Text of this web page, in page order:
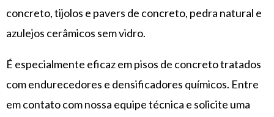
concreto, tijolos e pavers de concreto, pedra natural e
azulejos cerâmicos sem vidro.
É especialmente eficaz em pisos de concreto tratados
com endurecedores e densificadores químicos. Entre
em contato com nossa equipe técnica e solicite uma